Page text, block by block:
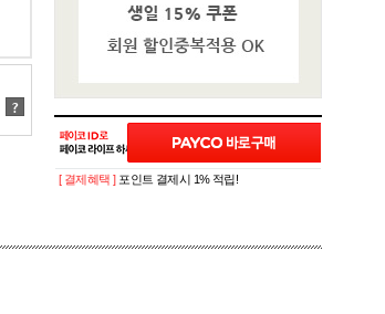
?
[ 결제혜택 ] 포인트 결제시 1% 적립!